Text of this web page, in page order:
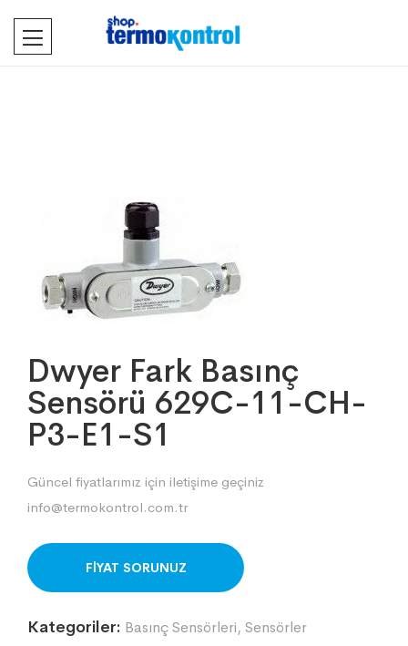
Dwyer Fark Basınç
Sensörü 629C-11-CH-
P3-E1-S1
Güncel fiyatlarımız için iletişime geçiniz
info@termokontrol.com.tr
ORDER ON WHATSAPP
Kategoriler: Basınç Sensörleri, Sensörler